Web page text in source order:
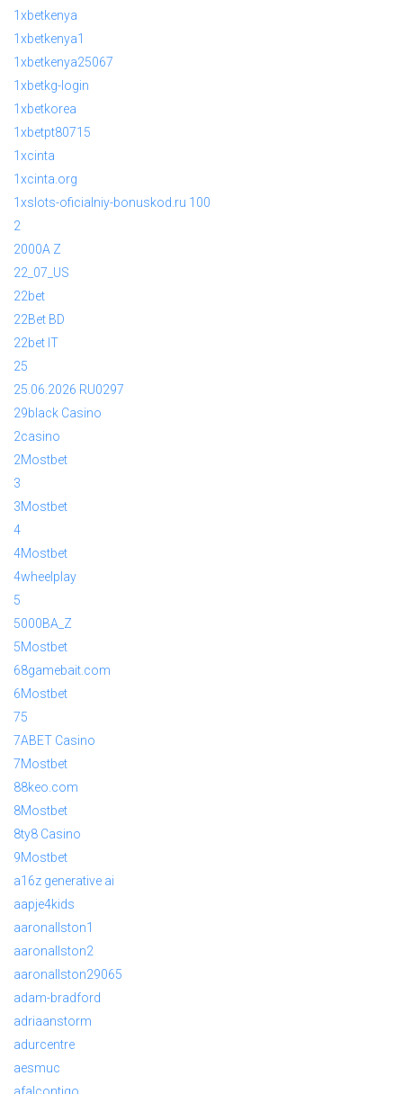
1xbetkenya
1xbetkenya1
1xbetkenya25067
1xbetkg-login
1xbetkorea
1xbetpt80715
1xcinta
1xcinta.org
1xslots-oficialniy-bonuskod.ru 100
2
2000A Z
22_07_US
22bet
22Bet BD
22bet IT
25
25.06.2026 RU0297
29black Casino
2casino
2Mostbet
3
3Mostbet
4
4Mostbet
4wheelplay
5
5000BA_Z
5Mostbet
68gamebait.com
6Mostbet
75
7ABET Casino
7Mostbet
88keo.com
8Mostbet
8ty8 Casino
9Mostbet
a16z generative ai
aapje4kids
aaronallston1
aaronallston2
aaronallston29065
adam-bradford
adriaanstorm
adurcentre
aesmuc